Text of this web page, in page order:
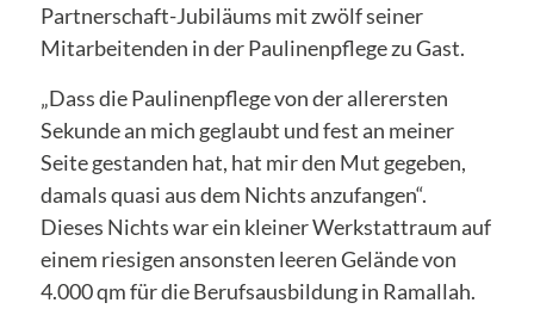
Partnerschaft-Jubiläums mit zwölf seiner
Mitarbeitenden in der Paulinenpflege zu Gast.
„Dass die Paulinenpflege von der allerersten
Sekunde an mich geglaubt und fest an meiner
Seite gestanden hat, hat mir den Mut gegeben,
damals quasi aus dem Nichts anzufangen“.
Dieses Nichts war ein kleiner Werkstattraum auf
einem riesigen ansonsten leeren Gelände von
4.000 qm für die Berufsausbildung in Ramallah.